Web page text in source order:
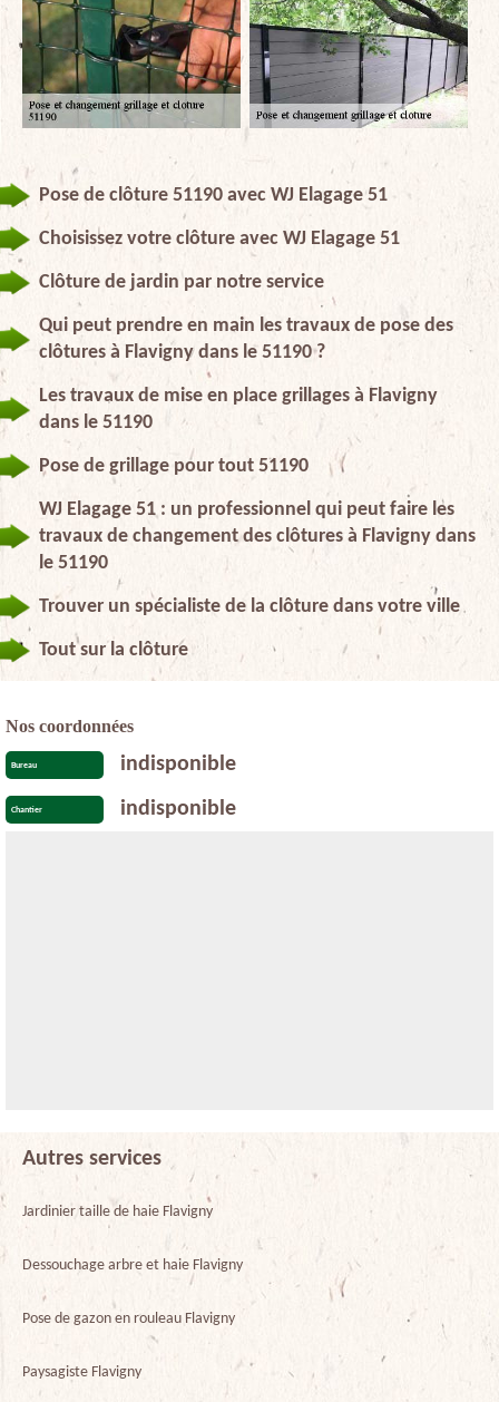
Pose de clôture 51190 avec WJ Elagage 51
Choisissez votre clôture avec WJ Elagage 51
Clôture de jardin par notre service
Qui peut prendre en main les travaux de pose des
clôtures à Flavigny dans le 51190 ?
Les travaux de mise en place grillages à Flavigny
dans le 51190
Pose de grillage pour tout 51190
WJ Elagage 51 : un professionnel qui peut faire les
travaux de changement des clôtures à Flavigny dans
le 51190
Trouver un spécialiste de la clôture dans votre ville
Tout sur la clôture
Nos coordonnées
Bureau indisponible
Chantier indisponible
Autres services
Jardinier taille de haie Flavigny
Dessouchage arbre et haie Flavigny
Pose de gazon en rouleau Flavigny
Paysagiste Flavigny